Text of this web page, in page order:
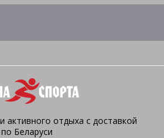
активного отдыха с доставкой
по Беларуси